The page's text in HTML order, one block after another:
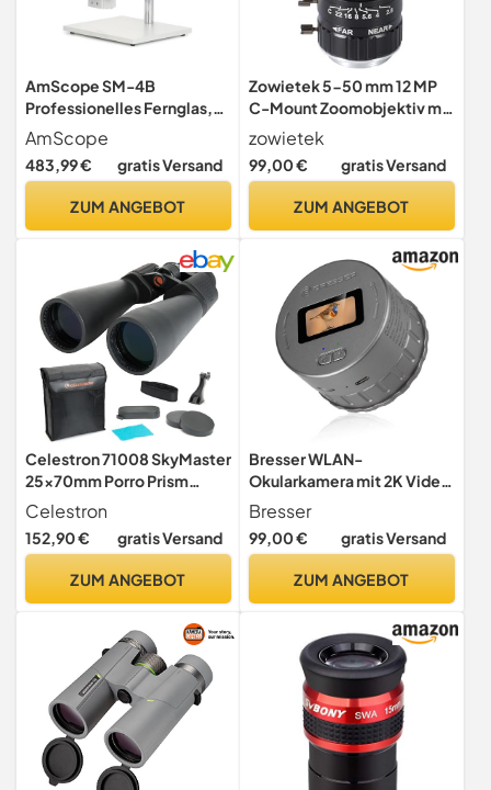
AmScope SM-4B
Professionelles Fernglas,
Stereo-Zoom-Mikroskop,
WH10x Okulare, 7-45x
Vergrößerung, 0,7-4,5 x
Galgenstativ
AmScope
483,99 € gratis Versand
ZUM ANGEBOT
Zowietek 5-50 mm 12 MP
C-Mount Zoomobjektiv mit
geringer Verzerrung, mit C-
CS-Adapter, für Zowietek
POV-Kamera/ZowieCAM
Raspberry Pi HQ-Kamera
zowietek
99,00 € gratis Versand
ZUM ANGEBOT
Celestron 71008 SkyMaster
25x70mm Porro Prism
Binoculars with Multi-
Coated Lens, BaK-4 Prism
Glass and Carry Case, Black
Celestron
152,90 € gratis Versand
ZUM ANGEBOT
Bresser WLAN-
Okularkamera mit 2K Video
& Display für Teleskop
Fernglas Mikroskop Spektiv
Ø30–65 mm
Bresser
99,00 € gratis Versand
ZUM ANGEBOT